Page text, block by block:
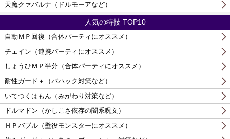
天魔クァバルナ（ドルモーアなど）
人気の特技 TOP10
自動ＭＰ回復（合体パーティにオススメ）
チェイン（連携パーティにオススメ）
しょうひＭＰ半分（合体パーティにオススメ）
耐性ガード＋（バハック対策など）
いてつくはもん（みがわり対策など）
ドルマドン（かしこさ依存の闇系呪文）
ＨＰバブル（壁役モンスターにオススメ）